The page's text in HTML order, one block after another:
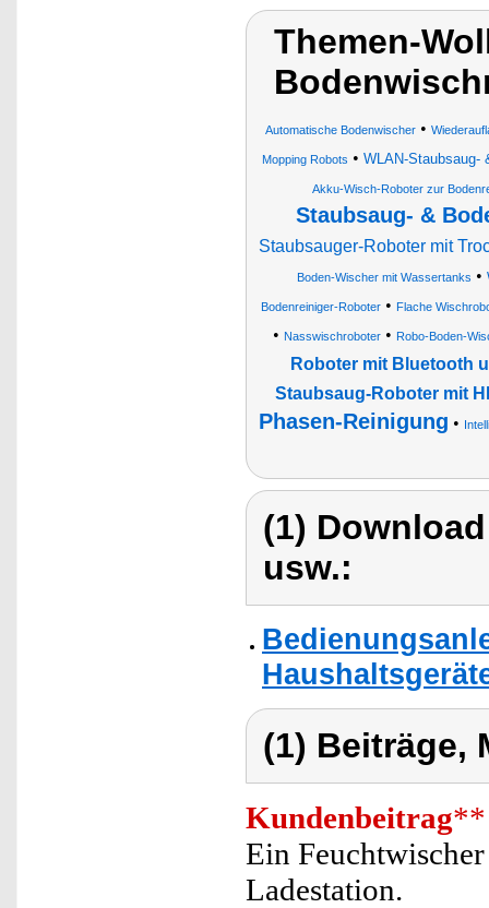
Themen-
Automatische Bodenwischer •
Mopping Robots • WLAN-Staubsaug-
Akku-Wisch-Roboter zur
Staubsaug- &
Staubsauger-Roboter mit
Boden-Wischer mit Wassertanks •
Bodenreiniger-Roboter• Flache
• Nasswischroboter • Robo-Boden-
Roboter mit Bluetooth
Staubsaug-Roboter mit
Phasen-Reinigung •
(1)
usw.:
(1) Beiträge,
Kundenbeitrag**
Ein
Ladestation.